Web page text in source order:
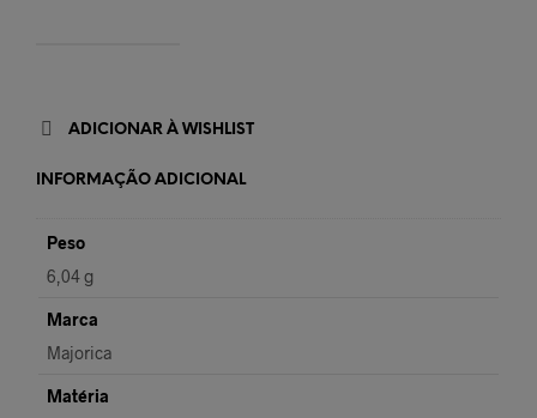
ADICIONAR À WISHLIST
INFORMAÇÃO ADICIONAL
Peso
6,04 g
Marca
Majorica
Matéria